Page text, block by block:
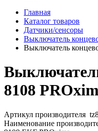
Главная
Каталог товаров
Датчики/сенсоры
Выключатель
Выключатель
8108
Артикул производителя
Наименование